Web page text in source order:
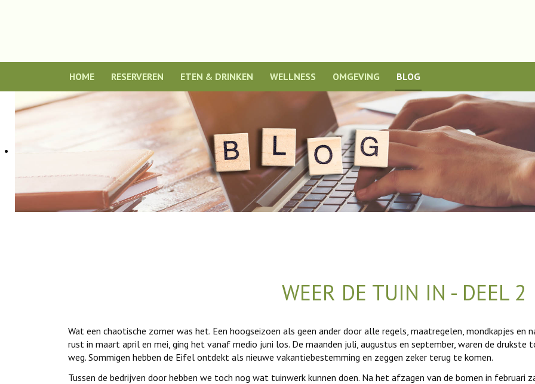
HOME RESERVEREN ETEN & DRINKEN WELLNESS OMGEVING BLOG
WEER DE TUIN IN - DEEL 2
Wat een chaotische zomer was het. Een hoogseizoen als geen ander door alle regels, maatregelen, mondkapjes en
rust in maart april en mei, ging het vanaf medio juni los. De maanden juli, augustus en september, waren de
weg. Sommigen hebben de Eifel ontdekt als nieuwe vakantiebestemming en zeggen zeker terug te komen.
Tussen de bedrijven door hebben we toch nog wat tuinwerk kunnen doen. Na het afzagen van de bomen in februari